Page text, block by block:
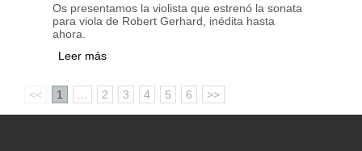
Os presentamos la violista que estrenó la sonata
para viola de Robert Gerhard, inédita hasta
ahora.
Leer más
<< 1 ... 2 3 4 5 6 >>